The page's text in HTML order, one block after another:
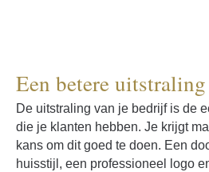
Een betere
De uitstraling van je bedrijf is de
die je klanten hebben. Je krijgt
kans om dit goed te doen. Een
huisstijl, een professioneel logo